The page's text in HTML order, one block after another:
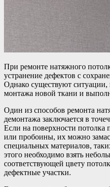
При ремонте натяжного
устранение дефектов с
Однако существуют ситуации,
монтажа новой ткани и
Один из способов ремонта
демонтажа заключается в
Если на поверхности потолка
или пробоины, их можно
специальных материалов,
этого необходимо взять
соответствующей цвету
дефектные участки.